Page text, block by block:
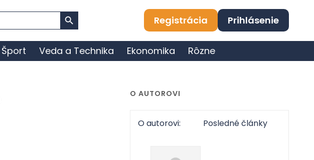
Search Button
Registrácia Prihlásenie
Šport Veda a Technika Ekonomika Rôzne
O AUTOROVI
O autorovi: Posledné články